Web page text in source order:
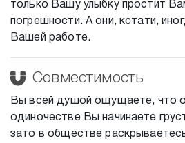
только Вашу улыбку простит
погрешности. А они, кстати,
Вашей работе.
Совместимость
Вы всей душой ощущаете, что
одиночестве Вы начинаете
зато в обществе